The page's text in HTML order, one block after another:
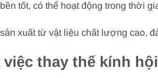
tốt, có thể hoạt động trong thời
xuất từ vật liệu chất lượng cao,
thay thế kính